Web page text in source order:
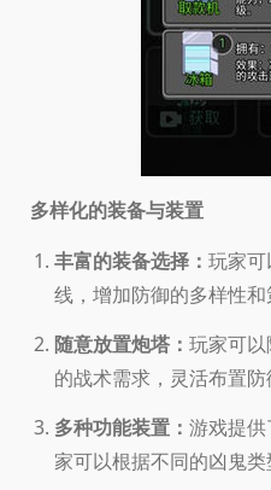
多样化的装备与装置
丰富的装备选择： 玩家
线，增加防御的多样性和
随意放置炮塔： 玩家可
的战术需求，灵活布置防
多种功能装置： 游戏提
家可以根据不同的凶鬼类